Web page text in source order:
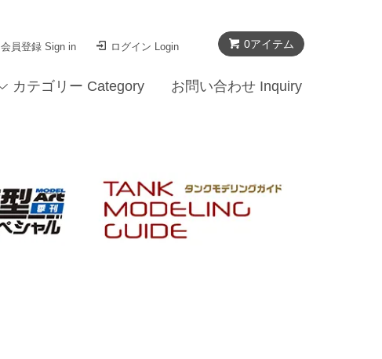
0アイテム
会員登録 Sign in ログイン Login
カテゴリー Category お問い合わせ Inquiry